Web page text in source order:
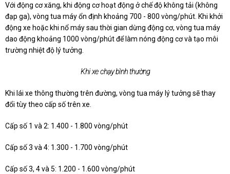
Với động cơ xăng, khi động cơ hoạt động ở chế độ không tải (không
đạp ga), vòng tua máy ổn định khoảng 700 - 800 vòng/phút. Khi khởi
động xe hoặc khi nổ máy sau thời gian dừng động cơ, vòng tua máy
dao động khoảng 1000 vòng/phút để làm nóng động cơ và tạo môi
trường nhiệt độ lý tưởng.
Khi xe chạy bình thường
Khi lái xe thông thường trên đường, vòng tua máy lý tưởng sẽ thay
đổi tùy theo cấp số trên xe.
Cấp số 1 và 2: 1.400 - 1.800 vòng/phút
Cấp số 3 và 4: 1.300 - 1.700 vòng/phút
Cấp số 3, 4 và 5: 1.200 - 1.600 vòng/phút